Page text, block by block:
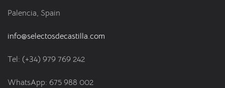
Palencia, Spain
info@selectosdecastilla.com
Tel: (+34) 979 769 242
WhatsApp: 675 988 002